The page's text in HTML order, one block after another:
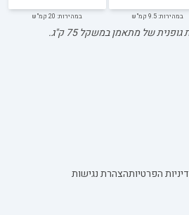
במהירות: 9.5 קמ"ש במהירות: 20 קמ"ש
גופנית של מתאמן במשקל75ק"ג.
הפרטיותהצהרת נגישות